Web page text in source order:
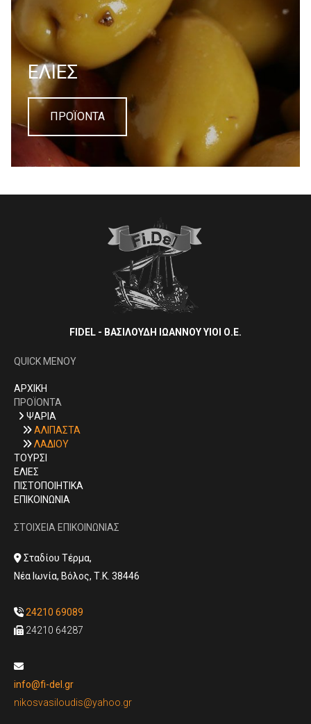
EΛΙΕΣ
ΠΡΟΪΟΝΤΑ
FIDEL - ΒΑΣΙΛΟΥΔΗ ΙΩΑΝΝΟΥ ΥΙΟΙ Ο.Ε.
QUICK MENOY
AΡΧΙΚΗ
ΠΡΟΪΟΝΤΑ
 ΨΑΡΙΑ
 ΑΛΙΠΑΣΤΑ
 ΛΑΔΙΟΥ
ΤΟΥΡΣΙ
ΕΛΙΕΣ
ΠΙΣΤΟΠΟΙΗΤΙΚΑ
ΕΠΙΚΟΙΝΩΝΙΑ
ΣΤΟΙΧΕΙΑ ΕΠΙΚΟΙΝΩΝΙΑΣ
 Σταδίου Τέρμα,
Νέα Ιωνία, Βόλος, Τ.Κ. 38446
 24210 69089
 24210 64287

info@fi-del.gr
nikosvasiloudis@yahoo.gr